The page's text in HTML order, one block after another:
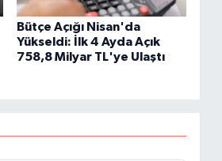
Bütçe Açığı Nisan'da
Yükseldi: İlk 4 Ayda Açık
758,8 Milyar TL'ye Ulaştı